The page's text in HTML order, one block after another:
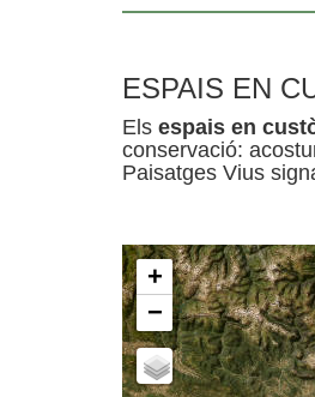
ESPAIS EN
Els espais en
conservació:
Paisatges Vius
+
−